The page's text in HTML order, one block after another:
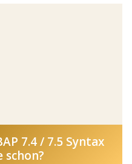
7.4 / 7.5 Syntax
schon?